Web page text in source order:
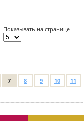
Показывать на странице
7 8 9 10
11